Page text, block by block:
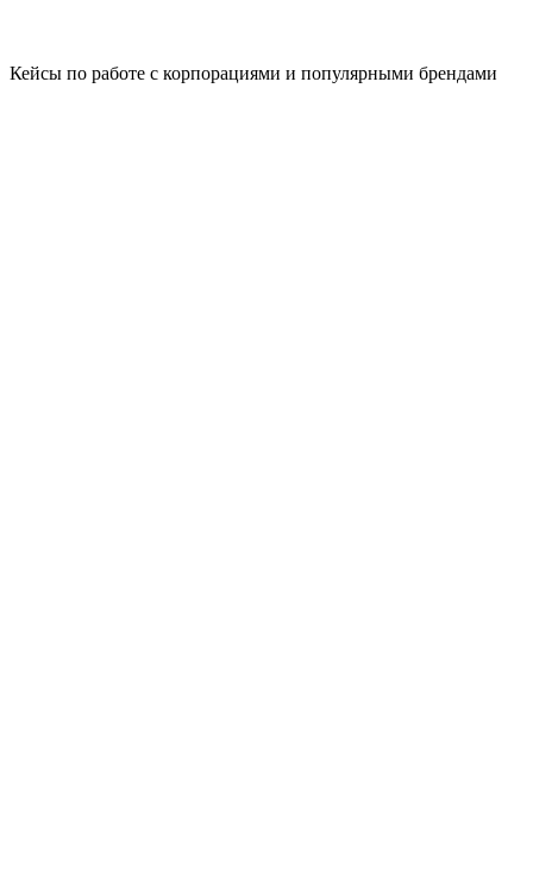
Кейсы по работе с корпорациями и популярными брендами